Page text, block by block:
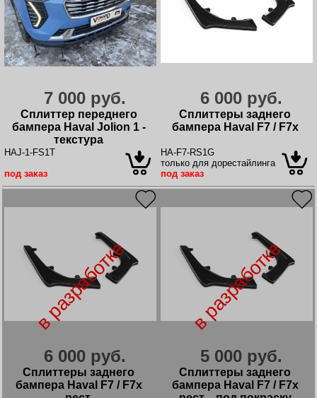
7 000 руб.
Сплиттер переднего
бампера Haval Jolion 1 -
текстура
HAJ-1-FS1T
под заказ
6 000 руб.
Сплиттеры заднего
бампера Haval F7 / F7x
HA-F7-RS1G
только для дорестайлинга
под заказ
в разработке
6 000 руб.
Сплиттеры заднего
бампера Haval F7 / F7x
в разработке
5 000 руб.
Сплиттеры заднего
бампера Haval F7 / F7x